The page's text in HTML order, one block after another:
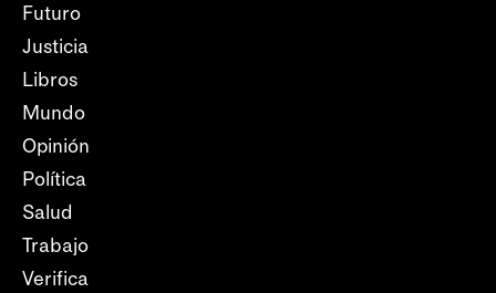
Futuro
Justicia
Libros
Mundo
Opinión
Política
Salud
Trabajo
Verifica